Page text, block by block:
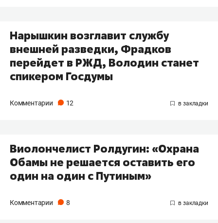
Нарышкин возглавит службу
внешней разведки, Фрадков
перейдет в РЖД, Володин станет
спикером Госдумы
Комментарии 12
Виолончелист Ролдугин: «Охрана
Обамы не решается оставить его
один на один с Путиным»
Комментарии 8